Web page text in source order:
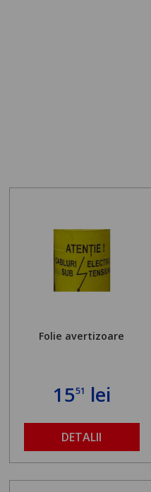
Folie avertizoare
1551 lei
DETALII